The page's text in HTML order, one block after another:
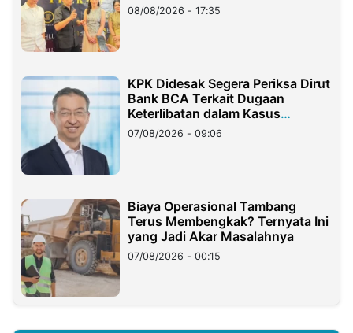
08/08/2026 - 17:35
KPK Didesak Segera Periksa Dirut
Bank BCA Terkait Dugaan
Keterlibatan dalam Kasus
Hilangnya Dana Nasabah Rp2,58
Miliar
07/08/2026 - 09:06
Biaya Operasional Tambang
Terus Membengkak? Ternyata Ini
yang Jadi Akar Masalahnya
07/08/2026 - 00:15